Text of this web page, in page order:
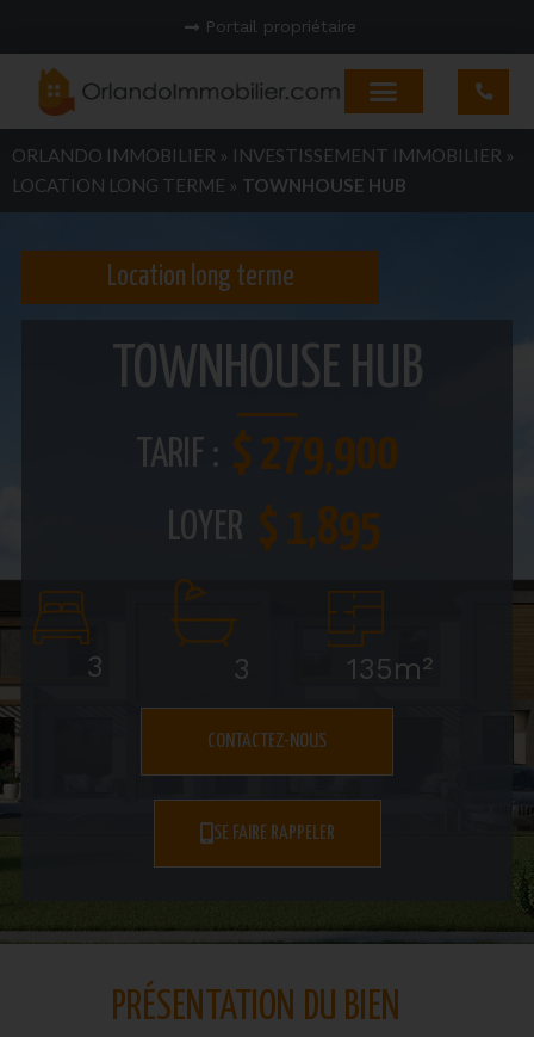
Portail propriétaire
ORLANDO IMMOBILIER » INVESTISSEMENT IMMOBILIER »
LOCATION LONG TERME » TOWNHOUSE HUB
Location long terme
TOWNHOUSE HUB
TARIF : $ 279,900
LOYER $ 1,895
3 3 135m²
CONTACTEZ-NOUS
SE FAIRE RAPPELER
PRÉSENTATION DU BIEN